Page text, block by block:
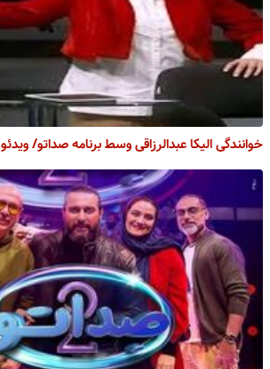
خوانندگی الیکا عبدالرزاقی وسط برنامه صداتو/ ویدئو